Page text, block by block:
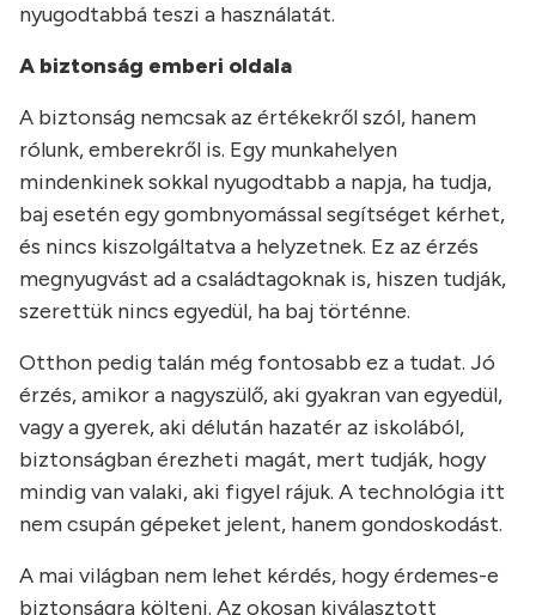
nyugodtabbá teszi a használatát.
A biztonság emberi oldala
A biztonság nemcsak az értékekről szól, hanem
rólunk, emberekről is. Egy munkahelyen
mindenkinek sokkal nyugodtabb a napja, ha tudja,
baj esetén egy gombnyomással segítséget kérhet,
és nincs kiszolgáltatva a helyzetnek. Ez az érzés
megnyugvást ad a családtagoknak is, hiszen tudják,
szerettük nincs egyedül, ha baj történne.
Otthon pedig talán még fontosabb ez a tudat. Jó
érzés, amikor a nagyszülő, aki gyakran van egyedül,
vagy a gyerek, aki délután hazatér az iskolából,
biztonságban érezheti magát, mert tudják, hogy
mindig van valaki, aki figyel rájuk. A technológia itt
nem csupán gépeket jelent, hanem gondoskodást.
A mai világban nem lehet kérdés, hogy érdemes-e
biztonságra költeni. Az okosan kiválasztott